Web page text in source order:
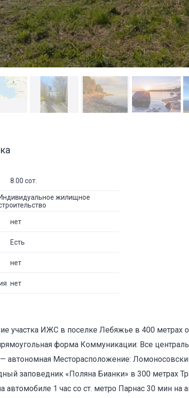
8.00 сот.
жилищное
нет
Есть
нет
нет
участка ИЖС в поселке Лебяжье в 400 метрах
форма Коммуникации: Все
— автономная Месторасположение:
заповедник «Поляна Бианки» в 300 метрах
автомобиле 1 час со ст. метро Парнас 30 мин
Пожаловаться на